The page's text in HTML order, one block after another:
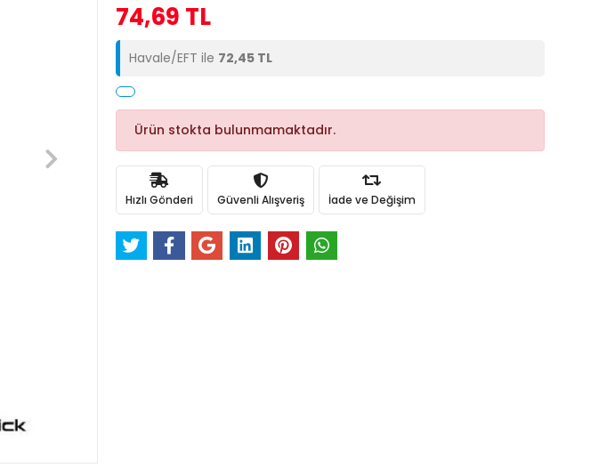
74,69 TL
Havale/EFT ile 72,45 TL
Ürün stokta bulunmamaktadır.
Hızlı Gönderi Güvenli Alışveriş İade ve Değişim